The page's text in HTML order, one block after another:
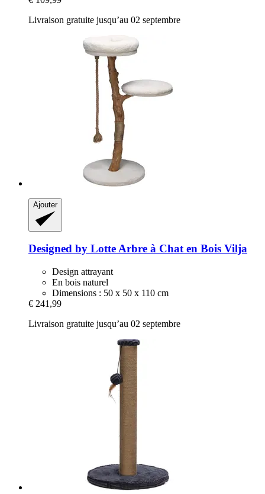
Livraison gratuite jusqu’au 02 septembre
Ajouter
Designed by LotteArbre à Chat en Bois Vilja
Design attrayant
En bois naturel
Dimensions : 50 x 50 x 110 cm
€ 241,99
Livraison gratuite jusqu’au 02 septembre